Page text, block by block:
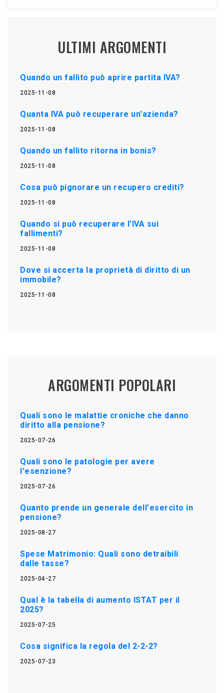
ULTIMI ARGOMENTI
Quando un fallito può aprire partita IVA?
2025-11-08
Quanta IVA può recuperare un'azienda?
2025-11-08
Quando un fallito ritorna in bonis?
2025-11-08
Cosa può pignorare un recupero crediti?
2025-11-08
Quando si può recuperare l'IVA sui
fallimenti?
2025-11-08
Dove si accerta la proprietà di diritto di un
immobile?
2025-11-08
ARGOMENTI POPOLARI
Quali sono le malattie croniche che danno
diritto alla pensione?
2025-07-26
Quali sono le patologie per avere
l'esenzione?
2025-07-26
Quanto prende un generale dell'esercito in
pensione?
2025-08-27
Spese Matrimonio: Quali sono detraibili
dalle tasse?
2025-04-27
Qual è la tabella di aumento ISTAT per il
2025?
2025-07-25
Cosa significa la regola del 2-2-2?
2025-07-23